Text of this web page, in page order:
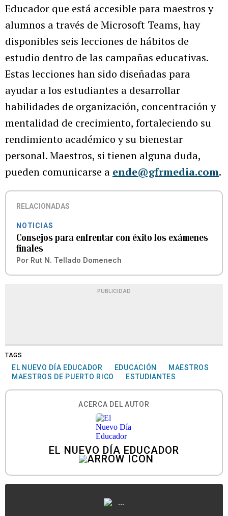
Educador que está accesible para maestros y
alumnos a través de Microsoft Teams, hay
disponibles seis lecciones de hábitos de
estudio dentro de las campañas educativas.
Estas lecciones han sido diseñadas para
ayudar a los estudiantes a desarrollar
habilidades de organización, concentración y
mentalidad de crecimiento, fortaleciendo su
rendimiento académico y su bienestar
personal. Maestros, si tienen alguna duda,
pueden comunicarse a ende@gfrmedia.com.
RELACIONADAS
NOTICIAS
Consejos para enfrentar con éxito los exámenes
finales
Por Rut N. Tellado Domenech
PUBLICIDAD
TAGS
EL NUEVO DÍA EDUCADOR EDUCACIÓN
MAESTROS
MAESTROS DE PUERTO RICO
ESTUDIANTES
ACERCA DEL AUTOR
EL NUEVO DÍA EDUCADOR
...